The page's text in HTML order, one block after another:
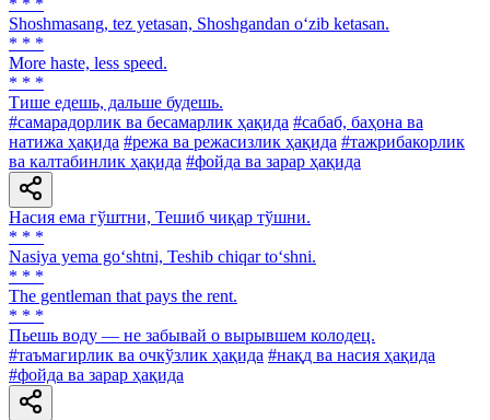
* * *
Shoshmasang, tez yetasan, Shoshgandan o‘zib ketasan.
* * *
More haste, less speed.
* * *
Тише едешь, дальше будешь.
#самарадорлик ва бесамарлик ҳақида #сабаб, баҳона ва
натижа ҳақида #режа ва режасизлик ҳақида #тажрибакорлик
ва калтабинлик ҳақида #фойда ва зарар ҳақида
Насия ема гўштни, Тешиб чиқар тўшни.
* * *
Nasiya yema go‘shtni, Teshib chiqar to‘shni.
* * *
The gentleman that pays the rent.
* * *
Пьешь воду — не забывай о вырывшем колодец.
#таъмагирлик ва очкўзлик ҳақида #нақд ва насия ҳақида
#фойда ва зарар ҳақида